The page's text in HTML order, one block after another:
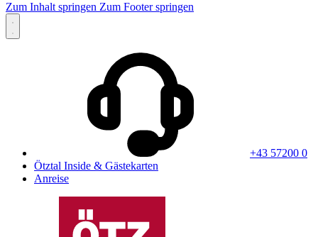
Zum Inhalt springen Zum Footer springen
+43 57200 0
Ötztal Inside & Gästekarten
Anreise